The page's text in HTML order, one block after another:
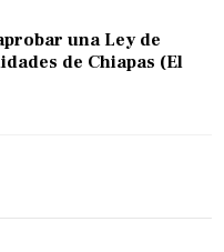
una Ley de
de Chiapas (El